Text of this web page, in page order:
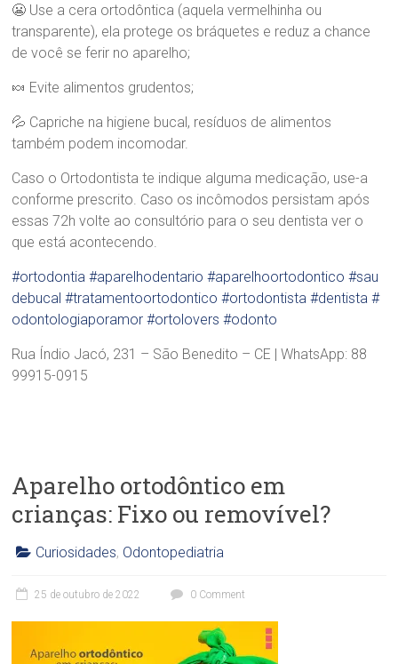
😬 Use a cera ortodôntica (aquela vermelhinha ou
transparente), ela protege os bráquetes e reduz a chance
de você se ferir no aparelho;
🍬 Evite alimentos grudentos;
💦 Capriche na higiene bucal, resíduos de alimentos
também podem incomodar.
Caso o Ortodontista te indique alguma medicação, use-a
conforme prescrito. Caso os incômodos persistam após
essas 72h volte ao consultório para o seu dentista ver o
que está acontecendo.
#ortodontia #aparelhodentario #aparelhoortodontico #sau
debucal #tratamentoortodontico #ortodontista #dentista #
odontologiaporamor #ortolovers #odonto
Rua Índio Jacó, 231 – São Benedito – CE | WhatsApp: 88
99915-0915
Aparelho ortodôntico em
crianças: Fixo ou removível?
n
Curiosidades, Odontopediatria
25 de outubro de 2022 0 Comment